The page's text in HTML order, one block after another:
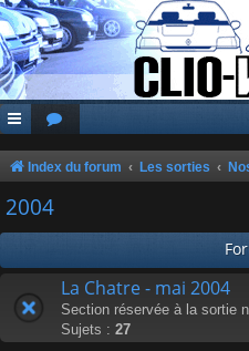
Index du forum Les sorties
2004
La Chatre - mai 2004
Section réservée à la sortie
Sujets : 27